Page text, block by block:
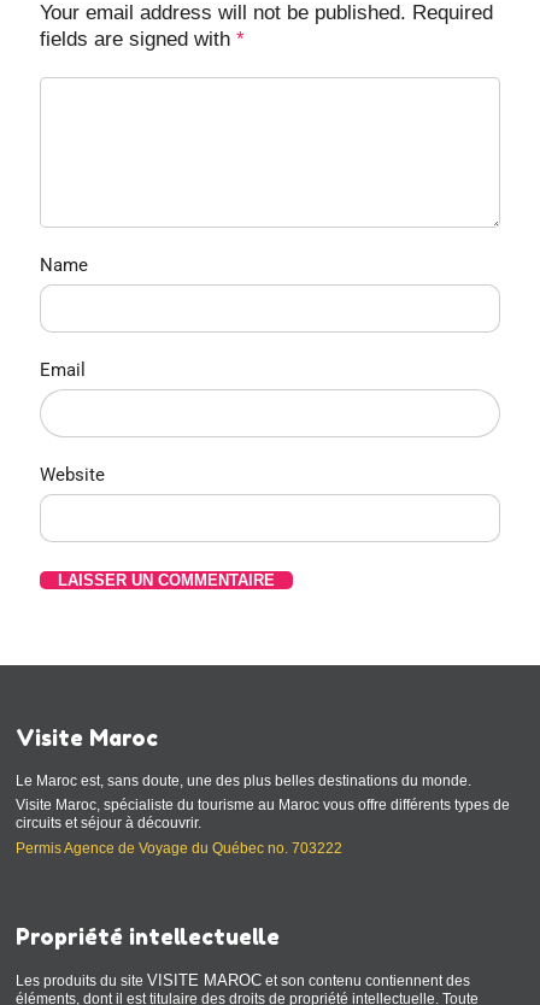
Your email address will not be published. Required
fields are signed with*
Name
Email
Website
Visite Maroc
Le Maroc est, sans doute, une des plus belles destinations du monde.
Visite Maroc, spécialiste du tourisme au Maroc vous offre différents types de
circuits et séjour à découvrir.
Permis Agence de Voyage du Québec no. 703222
Propriété intellectuelle
Les produits du siteVISITE MAROC et son contenu contiennent des
éléments, dont il est titulaire des droits de propriété intellectuelle. Toute